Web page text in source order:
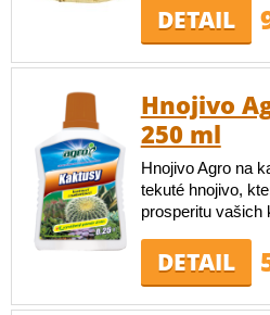
DETAIL
Hnojivo
250 ml
Hnojivo Agro na
tekuté hnojivo,
prosperitu vašich
DETAIL